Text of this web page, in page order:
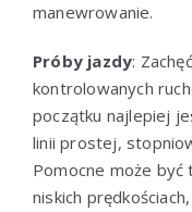
manewrowanie.
Próby jazdy:
kontrolowanych
początku najlepiej
linii prostej,
Pomocne może
niskich